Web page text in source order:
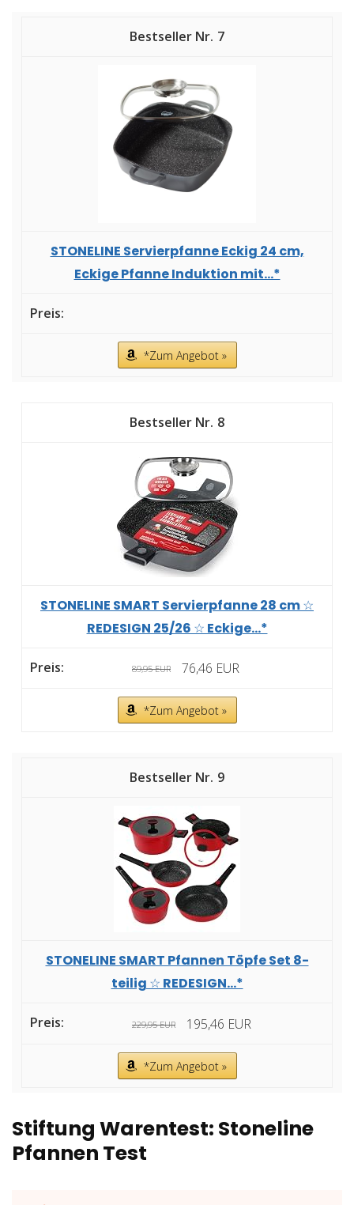
7
STONELINE Servierpfanne Eckig 24 cm,
Eckige Pfanne Induktion mit...*
*Zum Angebot »
8
STONELINE SMART Servierpfanne 28 cm ☆
REDESIGN 25/26 ☆ Eckige...*
89,95 EUR 76,46 EUR
*Zum Angebot »
9
STONELINE SMART Pfannen Töpfe Set 8-
teilig ☆ REDESIGN...*
229,95 EUR 195,46 EUR
*Zum Angebot »
Stiftung Warentest: Stoneline
Pfannen Test